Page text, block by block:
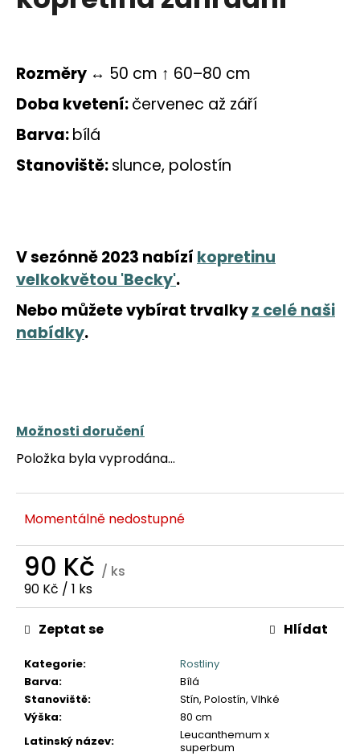
Rozměry ↔ 50 cm ↑ 60–80 cm
Doba kvetení:červenec až září
Barva:bílá
Stanoviště:slunce, polostín
V sezónně 2023 nabízí kopretinu
velkokvětou 'Becky'.
Nebo můžete vybírat trvalkyz celé naši
nabídky.
Možnosti doručení
Položka byla vyprodána…
Momentálně nedostupné
90 Kč / ks
Měrná
cena:
90 Kč / 1 ks
Kategorie:
Rostliny
Barva:
Bílá
Stanoviště:
Stín, Polostín, Vlhké
Výška:
80 cm
Latinský název:
Leucanthemum x
superbum
Zeptat se Hlídat
í
t
?
D
o
p
o
r
u
m
e